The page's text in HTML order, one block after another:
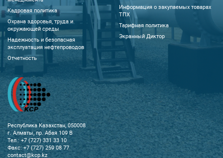
Кадровая политика
Охрана здоровья, труда и
окружающей среды
Надежность и безопасная
эксплуатация нефтепроводов
Отчетность
Информация о закупаемых товарах
ТПХ
Тарифная политика
Экранный Диктор
Республика Казахстан, 050008
г. Алматы, пр. Абая 109 В
Тел.: +7 (727) 331 33 10
Факс: +7 (727) 259 08 77
contact@kcp.kz